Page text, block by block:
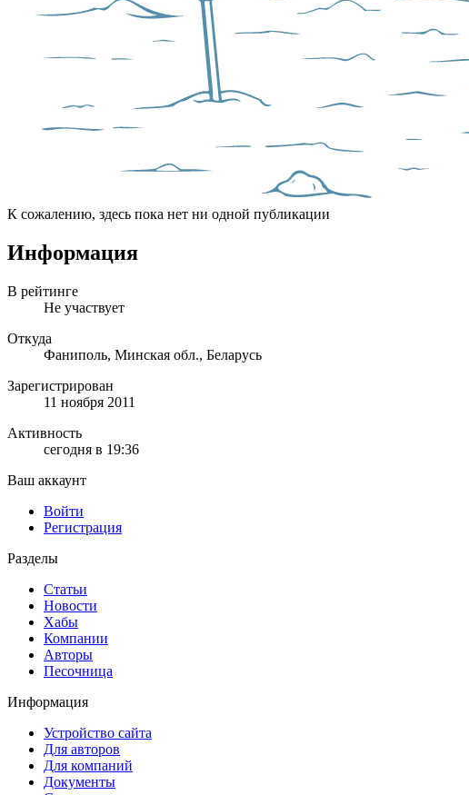
К сожалению, здесь пока нет ни одной публикации
Информация
В рейтинге
Не участвует
Откуда
Фаниполь, Минская обл., Беларусь
Зарегистрирован
11 ноября 2011
Активность
сегодня в 19:36
Ваш аккаунт
Войти
Регистрация
Разделы
Статьи
Новости
Хабы
Компании
Авторы
Песочница
Информация
Устройство сайта
Для авторов
Для компаний
Документы